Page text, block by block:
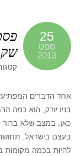
25
ספט
2013
אחד הדברים
בניו יורק, הוא כמה
כאן, במצב שלא ברור
בעצם בישראל.
להיות בכמה מקומות